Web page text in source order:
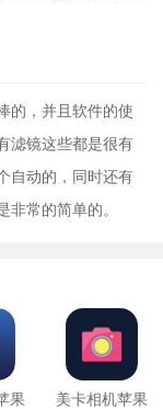
的，并且软件的使
滤镜这些都是很有
自动的，同时还有
常的简单的。
果 美卡相机苹果